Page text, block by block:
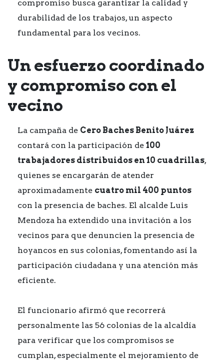
compromiso busca garantizar la calidad y
durabilidad de los trabajos, un aspecto
fundamental para los vecinos.
Un esfuerzo coordinado
y compromiso con el
vecino
La campaña de Cero Baches Benito Juárez
contará con la participación de 100
trabajadores distribuidos en 10 cuadrillas,
quienes se encargarán de atender
aproximadamente cuatro mil 400 puntos
con la presencia de baches. El alcalde Luis
Mendoza ha extendido una invitación a los
vecinos para que denuncien la presencia de
hoyancos en sus colonias, fomentando así la
participación ciudadana y una atención más
eficiente.
El funcionario afirmó que recorrerá
personalmente las 56 colonias de la alcaldía
para verificar que los compromisos se
cumplan, especialmente el mejoramiento de